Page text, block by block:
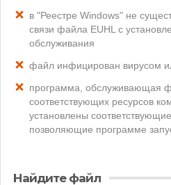
в "Реестре Windows" не
связи файла EUHL с
обслуживания
файл инфицирован вирусом
программа, обслуживающая
соответствующих ресурсов
установлены
позволяющие программе
Найдите файл